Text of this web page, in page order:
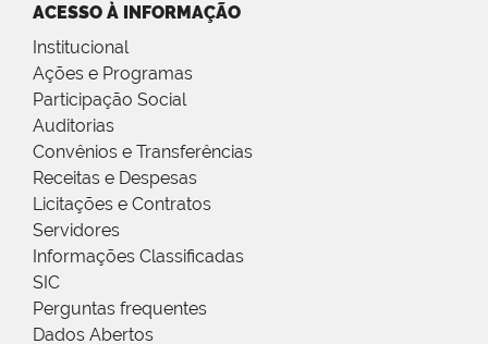
ACESSO À INFORMAÇÃO
Institucional
Ações e Programas
Participação Social
Auditorias
Convênios e Transferências
Receitas e Despesas
Licitações e Contratos
Servidores
Informações Classificadas
SIC
Perguntas frequentes
Dados Abertos